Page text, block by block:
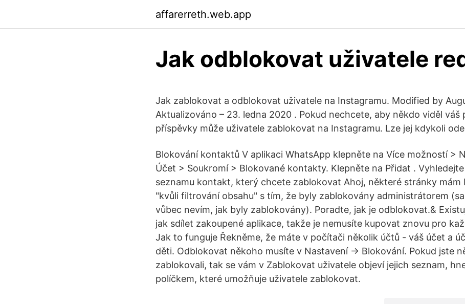
affarerreth.web.app
Jak odblokovat uživatele
Jak zablokovat a odblokovat uživatele na Instagramu. Modified by
Aktualizováno – 23. ledna 2020 . Pokud nechcete, aby někdo viděl váš
příspěvky může uživatele zablokovat na Instagramu. Lze jej kdykoli
Blokování kontaktů V aplikaci WhatsApp klepněte na Více možností >
Účet > Soukromí > Blokované kontakty. Klepněte na Přidat .
seznamu kontakt, který chcete zablokovat Ahoj, některé stránky mám
"kvůli filtrování obsahu" s tím, že byly zablokovány administrátorem
vůbec nevím, jak byly zablokovány). Poradte, jak je odblokovat.&
jak sdílet zakoupené aplikace, takže je nemusíte kupovat znovu pro
Jak to funguje Řekněme, že máte v počítači několik účtů - váš účet a
děti. Odblokovat někoho musíte v Nastavení -> Blokování. Pokud jste
zablokovali, tak se vám v Zablokovat uživatele objeví jejich seznam,
políčkem, které umožňuje uživatele zablokovat.